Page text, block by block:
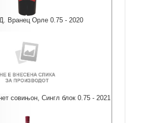
Вранец Орле 0.75 - 2020
совињон, Сингл блок 0.75 - 2021